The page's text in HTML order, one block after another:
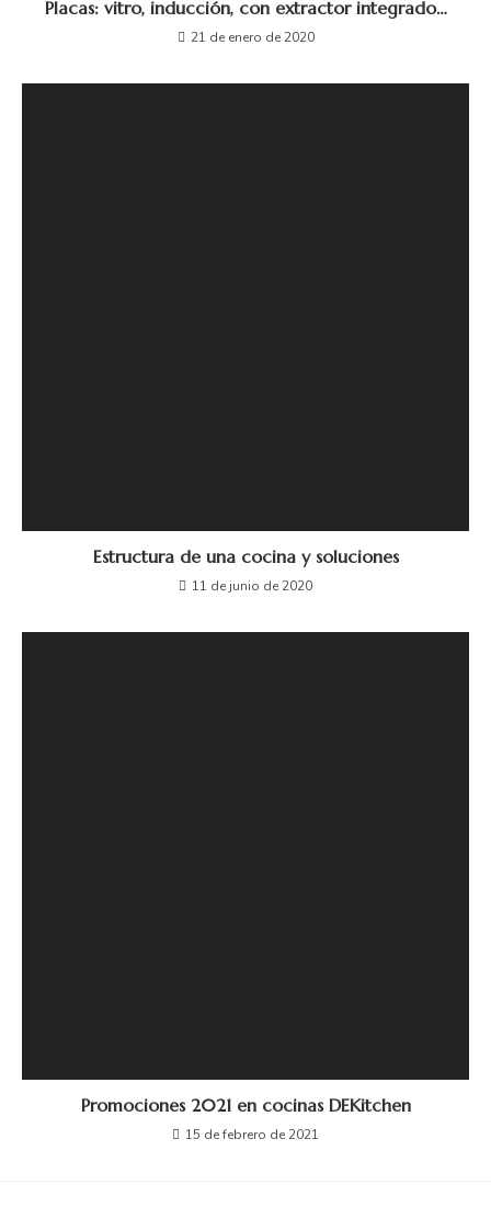
Placas: vitro, inducción, con extractor integrado…
21 de enero de 2020
Estructura de una cocina y soluciones
11 de junio de 2020
Promociones 2021 en cocinas DEKitchen
15 de febrero de 2021